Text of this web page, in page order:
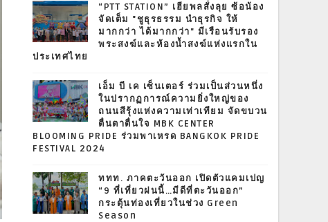
“PTT STATION” เฮียพลสั่งลุย ซ้อน้อง
จัดเต็ม "ชูธุรธรรม นำธุรกิจ ให้
มากกว่า ได้มากกว่า" มีเรือนรับรอง
พระสงฆ์และห้องน้ำสงฆ์แห่งแรกใน
ประเทศไทย
เอ็ม บี เค เซ็นเตอร์ ร่วมเป็นส่วนหนึ่ง
ในปรากฏการณ์ความยิ่งใหญ่ของ
ถนนสีรุ้งแห่งความเท่าเทียม จัดขบวน
ตื่นตาตื่นใจ MBK CENTER
BLOOMING PRIDE ร่วมพาเหรด BANGKOK PRIDE
FESTIVAL 2024
ททท. ภาคตะวันออก เปิดตัวแคมเปญ
“9 ที่เที่ยวฝนนี้…มีดีที่ตะวันออก”
กระตุ้นท่องเที่ยวในช่วง Green
Season